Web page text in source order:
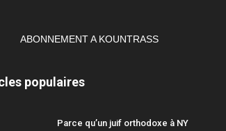
ABONNEMENT A KOUNTRASS
populaires
Parce qu’un juif orthodoxe à NY